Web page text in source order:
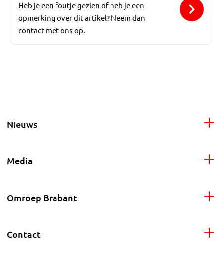
Heb je een foutje gezien of heb je een
opmerking over dit artikel? Neem dan
contact met ons op.
Nieuws
Media
Omroep Brabant
Contact